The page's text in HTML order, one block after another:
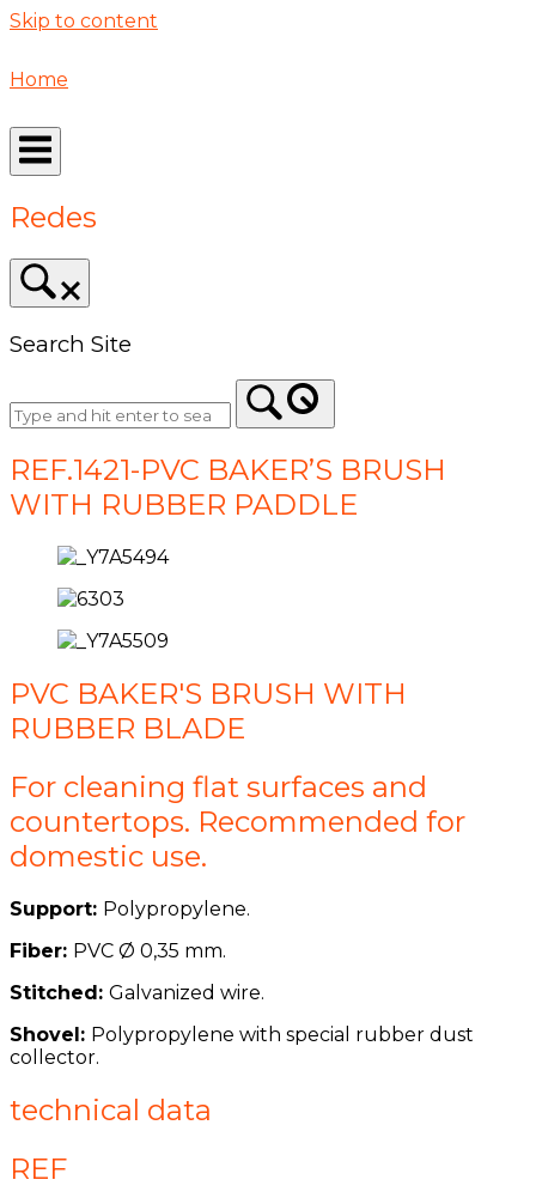
Skip to content
Home
Redes
Search Site
REF.1421-PVC BAKER’S BRUSH
WITH RUBBER PADDLE
PVC BAKER'S BRUSH WITH
RUBBER BLADE
For cleaning flat surfaces and
countertops. Recommended for
domestic use.
Support: Polypropylene.
Fiber: PVC Ø 0,35 mm.
Stitched: Galvanized wire.
Shovel: Polypropylene with special rubber dust
collector.
technical data
REF